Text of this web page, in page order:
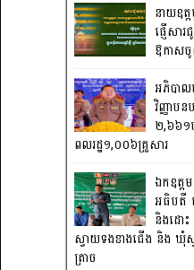
នាយឧ
ផ្ញើសា
ឱកាស
អភិបាល
វិញ្ញាប
២,៦៦១
ពលរដ្ឋ១,០០៦គ្រួសារ
ឯកឧត្ត
អធិបតី
និងដោះ
ស្វាយទងខាងជើង និង ឃុំ
ត្រាច